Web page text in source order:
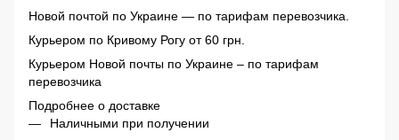
Новой почтой по Украине — по тарифам перевозчика.
Курьером по Кривому Рогу от 60 грн.
Курьером Новой почты по Украине – по тарифам
перевозчика
Подробнее о доставке
Наличными при получении